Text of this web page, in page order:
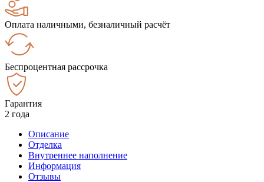
Оплата наличными, безналичный расчёт
Беспроцентная рассрочка
Гарантия
2 года
Описание
Отделка
Внутреннее наполнение
Информация
Отзывы